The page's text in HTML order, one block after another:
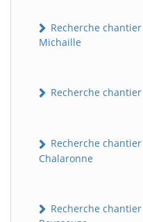
Recherche
Michaille
Recherche
Recherche
Chalaronne
Recherche